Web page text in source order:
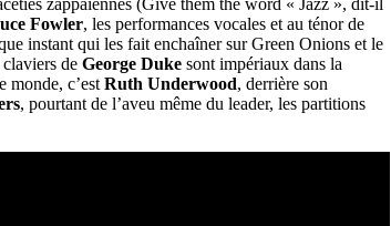
Fowler, les performances vocales et au ténor de
instant qui les fait enchaîner sur Green Onions et le
de George Duke sont impériaux dans la
monde, c’est Ruth Underwood, derrière son
, pourtant de l’aveu même du leader, les partitions